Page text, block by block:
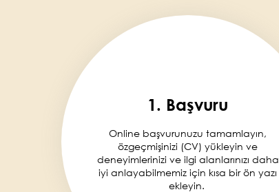
1. Başvuru
Online başvurunuzu tamamlayın,
özgeçmişinizi (CV) yükleyin ve
deneyimlerinizi ve ilgi alanlarınızı daha
iyi anlayabilmemiz için kısa bir ön yazı
ekleyin.